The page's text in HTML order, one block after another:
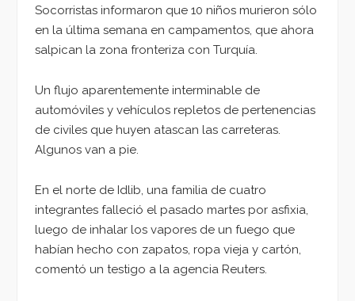
Socorristas informaron que 10 niños murieron sólo
en la última semana en campamentos, que ahora
salpican la zona fronteriza con Turquía.
Un flujo aparentemente interminable de
automóviles y vehículos repletos de pertenencias
de civiles que huyen atascan las carreteras.
Algunos van a pie.
En el norte de Idlib, una familia de cuatro
integrantes falleció el pasado martes por asfixia,
luego de inhalar los vapores de un fuego que
habían hecho con zapatos, ropa vieja y cartón,
comentó un testigo a la agencia Reuters.